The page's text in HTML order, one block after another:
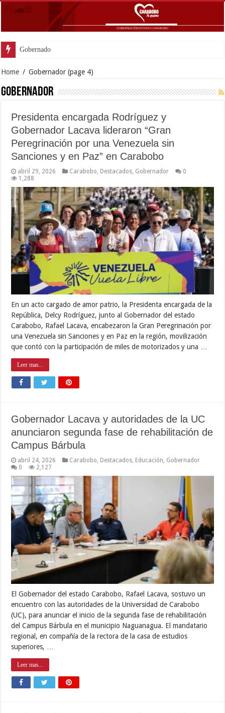
Gobernador Lacava anunció colocaci
Home / Gobernador (page 4)
Gobernador
Presidenta encargada Rodríguez y
Gobernador Lacava lideraron “Gran
Peregrinación por una Venezuela sin
Sanciones y en Paz” en Carabobo
abril 29, 2026 Carabobo Destacados Gobernador
0
1,288
En un acto cargado de amor patrio, la Presidenta encargada de la
República, Delcy Rodríguez, junto al Gobernador del estado
Carabobo, Rafael Lacava, encabezaron la Gran Peregrinación por
una Venezuela sin Sanciones y en Paz en la región, movilización
que contó con la participación de miles de motorizados y una …
Leer mas...
Gobernador Lacava y autoridades de la UC
anunciaron segunda fase de rehabilitación de
Campus Bárbula
abril 24, 2026 Carabobo, Destacados, Educación, Gobernador
0
2,127
El Gobernador del estado Carabobo, Rafael Lacava, sostuvo un
encuentro con las autoridades de la Universidad de Carabobo
(UC), para anunciar el inicio de la segunda fase de rehabilitación
del Campus Bárbula en el municipio Naguanagua. El mandatario
regional, en compañía de la rectora de la casa de estudios
superiores, …
Leer mas...